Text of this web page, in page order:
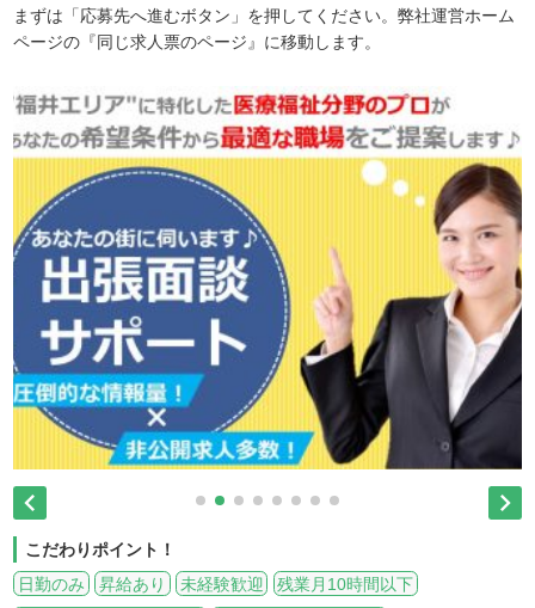
まずは「応募先へ進むボタン」を押してください。弊社運営ホーム
ページの『同じ求人票のページ』に移動します。
 
こだわりポイント！
日勤のみ
昇給あり 未経験歓迎
残業月10時間以下